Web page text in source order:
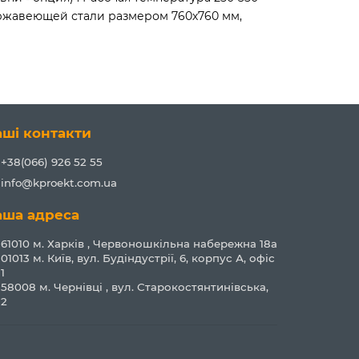
стали размером 760х760 мм,
контакти
+38(066) 926 52 55
info@kproekt.com.ua
адреса
61010 м. Харків , Червоношкільна набережна 18а
01013 м. Київ, вул. Будіндустрії, 6, корпус А, офіс
1
58008 м. Чернівці , вул. Старокостянтинівська,
2